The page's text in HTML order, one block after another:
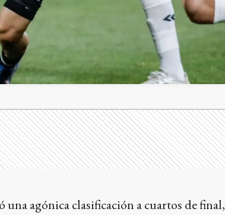
agónica clasificación a cuartos de final,